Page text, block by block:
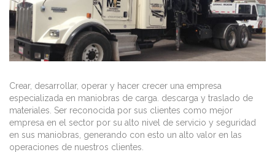
Crear, desarrollar, operar y hacer crecer una empresa
especializada en maniobras de carga. descarga y traslado de
materiales. Ser reconocida por sus clientes como mejor
empresa en el sector por su alto nivel de servicio y seguridad
en sus maniobras, generando con esto un alto valor en las
operaciones de nuestros clientes.